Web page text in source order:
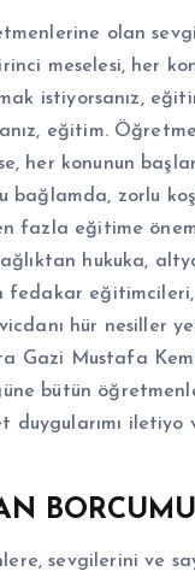
olan
meselesi, her
istiyorsanız,
eğitim.
her konunun
bağlamda, zorlu
fazla eğitime
hukuka,
hür nesiller
Gazi Mustafa
bütün
duygularımı
sevgilerini ve